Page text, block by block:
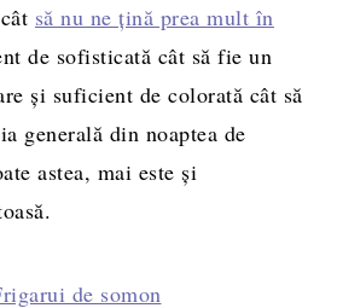
să nu ne țină prea mult în
de sofisticată cât să fie un
și suficient de colorată cât să
generală din noaptea de
astea, mai este și